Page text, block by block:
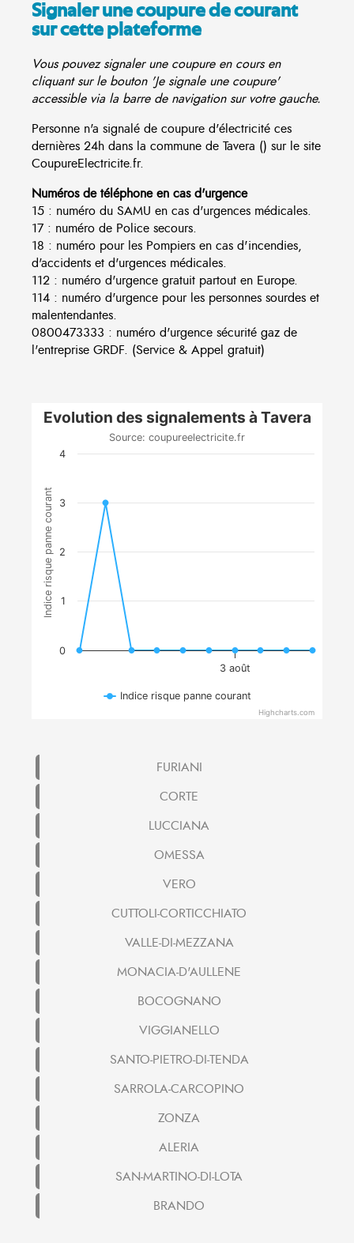
Signaler une coupure de courant
sur cette plateforme
Vous pouvez signaler une coupure en cours en
cliquant sur le bouton 'Je signale une coupure'
accessible via la barre de navigation sur votre gauche.
Personne n'a signalé de coupure d'électricité ces
dernières 24h dans la commune de Tavera () sur le site
CoupureElectricite.fr.
Numéros de téléphone en cas d'urgence
15 : numéro du SAMU en cas d'urgences médicales.
17 : numéro de Police secours.
18 : numéro pour les Pompiers en cas d'incendies,
d'accidents et d'urgences médicales.
112 : numéro d'urgence gratuit partout en Europe.
114 : numéro d'urgence pour les personnes sourdes et
malentendantes.
0800473333 : numéro d'urgence sécurité gaz de
l'entreprise GRDF. (Service & Appel gratuit)
Indice risque panne courant
Evolution des signalements à Tavera
Source: coupureelectricite.fr
3 août
0
1
2
3
4
Indice risque panne courant
Highcharts.com
FURIANI
CORTE
LUCCIANA
OMESSA
VERO
CUTTOLI-CORTICCHIATO
VALLE-DI-MEZZANA
MONACIA-D'AULLENE
BOCOGNANO
VIGGIANELLO
SANTO-PIETRO-DI-TENDA
SARROLA-CARCOPINO
ZONZA
ALERIA
SAN-MARTINO-DI-LOTA
BRANDO